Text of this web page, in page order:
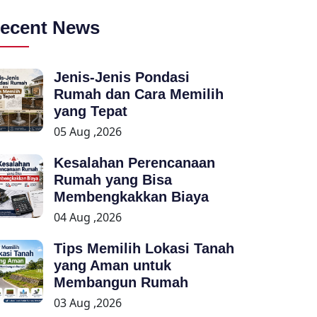
News
Jenis-Jenis Pondasi
Rumah dan Cara Memilih
yang Tepat
05 Aug ,2026
Kesalahan Perencanaan
Rumah yang Bisa
Membengkakkan Biaya
04 Aug ,2026
Tips Memilih Lokasi Tanah
yang Aman untuk
Membangun Rumah
03 Aug ,2026